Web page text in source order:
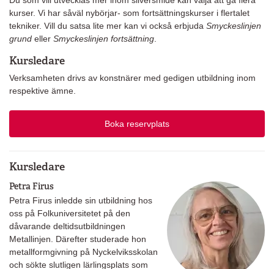
kurser. Vi har såväl nybörjar- som fortsättningskurser i flertalet
tekniker. Vill du satsa lite mer kan vi också erbjuda Smyckeslinjen
grund eller Smyckeslinjen fortsättning.
Kursledare
Verksamheten drivs av konstnärer med gedigen utbildning inom
respektive ämne.
Boka reservplats
Kursledare
Petra Firus
Petra Firus inledde sin utbildning hos
oss på Folkuniversitetet på den
dåvarande deltidsutbildningen
Metallinjen. Därefter studerade hon
metallformgivning på Nyckelviksskolan
och sökte slutligen lärlingsplats som